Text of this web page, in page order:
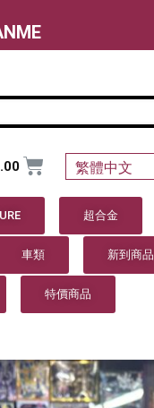
繁體中文
超合金
車類 新到商品
特價商品